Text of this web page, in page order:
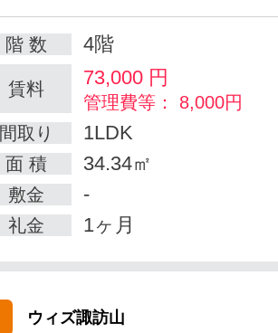
階 数 4階
賃料 73,000 円
管理費等： 8,000円
間取り
1LDK
面 積 34.34㎡
敷金 -
礼金 1ヶ月
ウィズ諏訪山